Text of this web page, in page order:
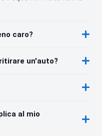
caro?
un'auto?
al mio